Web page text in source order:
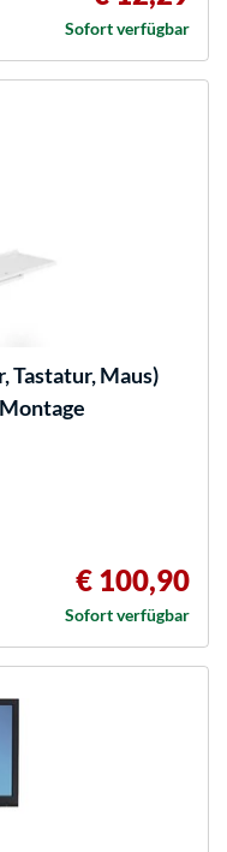
Sofort verfügbar
Maus)
€ 100,90
Sofort verfügbar